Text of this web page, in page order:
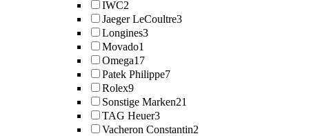
IWC2
Jaeger LeCoultre3
Longines3
Movado1
Omega17
Patek Philippe7
Rolex9
Sonstige Marken21
TAG Heuer3
Vacheron Constantin2